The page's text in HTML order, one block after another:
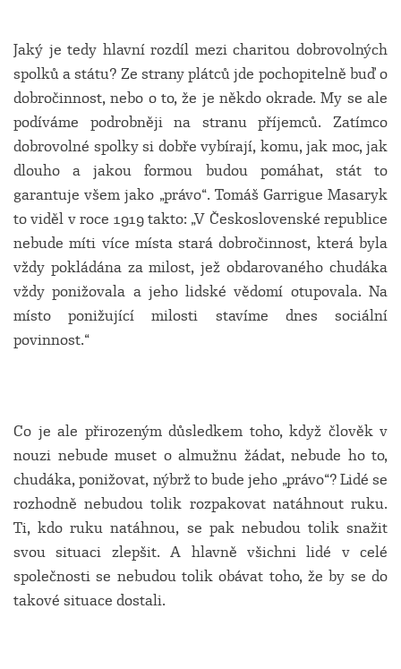
Jaký je tedy hlavní rozdíl mezi charitou dobrovolných
spolků a státu? Ze strany plátců jde pochopitelně buď o
dobročinnost, nebo o to, že je někdo okrade. My se ale
podíváme podrobněji na stranu příjemců. Zatímco
dobrovolné spolky si dobře vybírají, komu, jak moc, jak
dlouho a jakou formou budou pomáhat, stát to
garantuje všem jako „právo“. Tomáš Garrigue Masaryk
to viděl v roce 1919 takto: „V Československé republice
nebude míti více místa stará dobročinnost, která byla
vždy pokládána za milost, jež obdarovaného chudáka
vždy ponižovala a jeho lidské vědomí otupovala. Na
místo ponižující milosti stavíme dnes sociální
povinnost.“
Co je ale přirozeným důsledkem toho, když člověk v
nouzi nebude muset o almužnu žádat, nebude ho to,
chudáka, ponižovat, nýbrž to bude jeho „právo“? Lidé se
rozhodně nebudou tolik rozpakovat natáhnout ruku.
Ti, kdo ruku natáhnou, se pak nebudou tolik snažit
svou situaci zlepšit. A hlavně všichni lidé v celé
společnosti se nebudou tolik obávat toho, že by se do
takové situace dostali.